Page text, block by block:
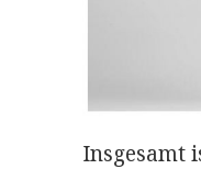
Insgesamt